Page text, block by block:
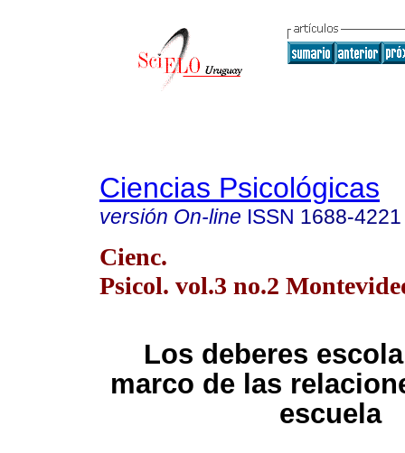
Ciencias Psicológicas
versión On-line ISSN 1688-4221
Cienc.
Psicol. vol.3 no.2
Los deberes
marco de las
escuela